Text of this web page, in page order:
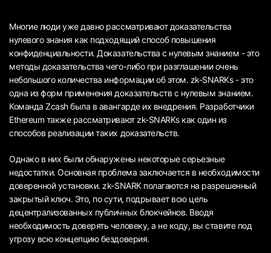
Многие люди уже давно рассматривают доказательства
нулевого знания как подходящий способ повышения
конфиденциальности. Доказательства с нулевым знанием - это
методы доказательства чего-либо при разглашении очень
небольшого количества информации об этом. zk-SNARKs - это
одна из форм применения доказательств с нулевым знанием.
Команда Zcash была в авангарде их внедрения. Разработчики
Ethereum также рассматривают zk-SNARKs как один из
способов реализации таких доказательств.
Однако в них были обнаружены некоторые серьезные
недостатки. Основная проблема заключается в необходимости
доверенной установки. zk-SNARK полагаются на разрешенный
закрытый ключ. Это, по сути, подрывает всю цель
децентрализованных публичных блокчейнов. Вводя
необходимость доверять человеку, а не коду, вы ставите под
угрозу всю концепцию бездоверия.